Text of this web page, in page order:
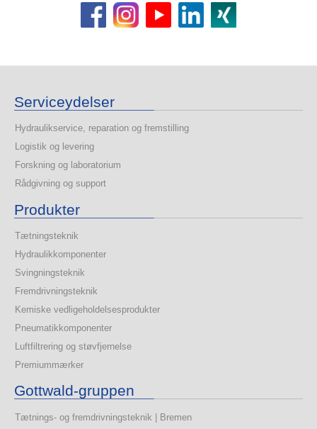
Serviceydelser
Hydraulikservice, reparation og fremstilling
Logistik og levering
Forskning og laboratorium
Rådgivning og support
Produkter
Tætningsteknik
Hydraulikkomponenter
Svingningsteknik
Fremdrivningsteknik
Kemiske vedligeholdelsesprodukter
Pneumatikkomponenter
Luftfiltrering og støvfjernelse
Premiummærker
Gottwald-gruppen
Tætnings- og fremdrivningsteknik | Bremen